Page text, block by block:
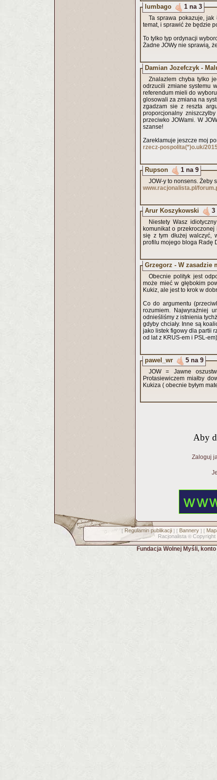
lumbago 1 na 3
Ta sprawa pokazuje, jak
temat, i sprawić że będzie
To tylko typ ordynacji
Żadne JOWy nie sprawią,
Damian Jozefczyk -
Znalazlem chyba tylko
odrzucili zmiane systemu
referendum mieli do
glosowali za zmiana na
zgadzam sie z reszta
proporcjonalny
przeciwko JOWami. W
szanse!
Zareklamuje jeszcze moj
rzecz-pospolita(*)o.uk/
Rupson 1 na 9
JOW-y to nonsens. Żeby
www.racjonalista.pl/
Arur Koszykowski 3
Niestety Wasz
komunikat o
się z tym dłużej walczyć,
profilu mojego bloga Radę
Grzegorz - W zasadzie
Obecnie polityk jest
może mieć w głębokim
Kukiz, ale jest to krok w
Co do argumentu
rozumiem. Najwyraźniej
odnieśliśmy z istnienia
gdyby chciały. Inne są
jako listek figowy dla partii
od lat z KRUS-em i PSL-
pawel_wr 5 na 9
JOW = Jawne
Protasiewiczem miałby
Kukiza ( obecnie byłym
Aby
Zaloguj
[ Regulamin publikacji] [ Bannery] [
Racjonalista © Copyright
Fundacja Wolnej Myśli,